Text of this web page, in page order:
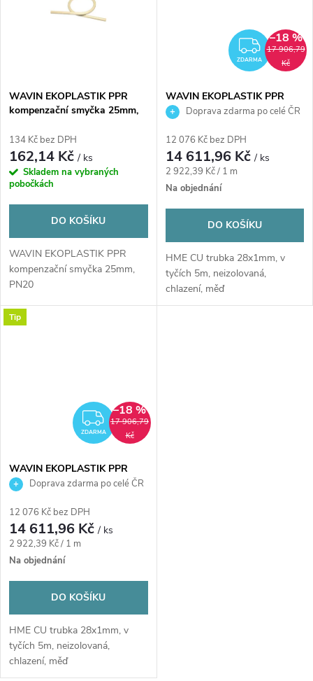
WAVIN EKOPLASTIK PPR
kompenzační smyčka 25mm,
134 Kč bez DPH
162,14 Kč/ ks
Skladem na vybraných
pobočkách
DO KOŠÍKU
WAVIN EKOPLASTIK PPR
kompenzační smyčka 25mm,
PN20
ZDARMA
17 906,79
Kč
–18 %
WAVIN EKOPLASTIK PPR
kompenzační smyčka 32mm,
Doprava zdarma po celé ČR
12 076 Kč bez DPH
14 611,96 Kč/ ks
Měrná
cena:
2 922,39 Kč / 1 m
Na objednání
DO KOŠÍKU
HME CU trubka 28x1mm, v
tyčích 5m, neizolovaná,
chlazení, měď
Tip
ZDARMA
ZDARMA
17 906,79
Kč
–18 %
WAVIN EKOPLASTIK PPR
kompenzační smyčka 40mm,
Doprava zdarma po celé ČR
12 076 Kč bez DPH
14 611,96 Kč/ ks
Měrná
cena:
2 922,39 Kč / 1 m
Na objednání
DO KOŠÍKU
HME CU trubka 28x1mm, v
tyčích 5m, neizolovaná,
chlazení, měď